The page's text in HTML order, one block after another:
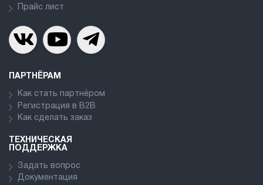
Прайс лист
ПАРТНЁРАМ
Как стать партнёром
Регистрация в В2В
Как сделать заказ
ТЕХНИЧЕСКАЯ
ПОДДЕРЖКА
Задать вопрос
Документация